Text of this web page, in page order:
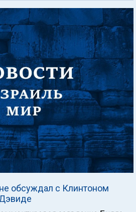
обсуждал с Клинтоном